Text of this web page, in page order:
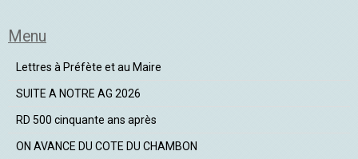
Menu
Lettres à Préfète et au Maire
SUITE A NOTRE AG 2026
RD 500 cinquante ans après
ON AVANCE DU COTE DU CHAMBON